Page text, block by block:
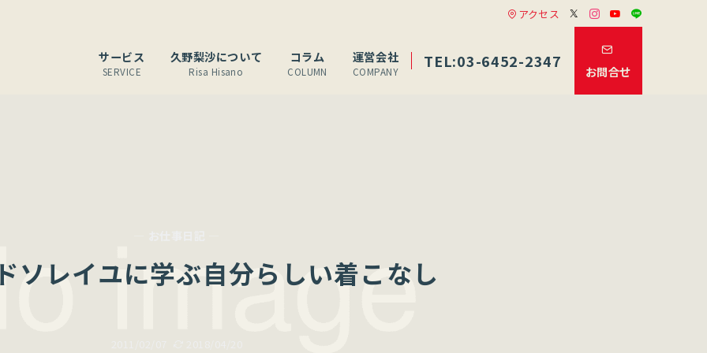
アクセス
サービス
SERVICE
久野梨沙について
Risa Hisano
コラム
COLUMN
運営会社
COMPANY
TEL:03-6452-2347
お問合せ
ソレイユに学ぶ自分らしい着こなし